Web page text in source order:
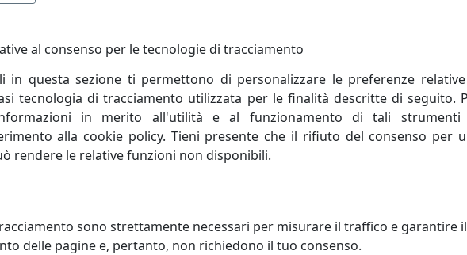
inclusa
luce.
di Romano Perenzin oggi è guidata, continuando la tradizione
e un ottimo servizio contraddistinguono da sempre Perenz, che offre
tecnica nella ricerca di nuovi orizzonti espressivi.
al consenso per le tecnologie di tracciamento
in questa sezione ti permettono di personalizzare le preferenze
tecnologia di tracciamento utilizzata per le finalità descritte di seguito.
in merito all'utilità e al funzionamento di tali strumenti
alla cookie policy. Tieni presente che il rifiuto del consenso per
rendere le relative funzioni non disponibili.
sono strettamente necessari per misurare il traffico e garantire il
delle pagine e, pertanto, non richiedono il tuo consenso.